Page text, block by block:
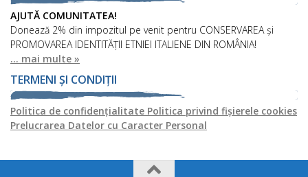
AJUTĂ COMUNITATEA!
Donează 2% din impozitul pe venit pentru CONSERVAREA și
PROMOVAREA IDENTITĂȚII ETNIEI ITALIENE DIN ROMÂNIA!
... mai multe »
TERMENI ȘI CONDIȚII
Politica de confidențialitate Politica privind fișierele cookies
Prelucrarea Datelor cu Caracter Personal